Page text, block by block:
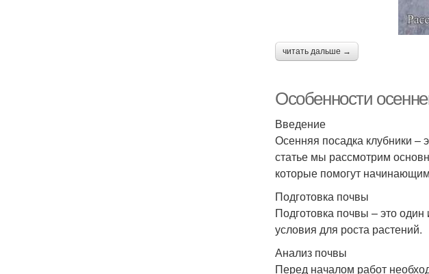
читать дальше →
Особенности
Введение
Осенняя посадка клубники –
статье мы рассмотрим
которые помогут
Подготовка почвы
Подготовка почвы – это
условия для роста растений.
Анализ почвы
Перед началом работ